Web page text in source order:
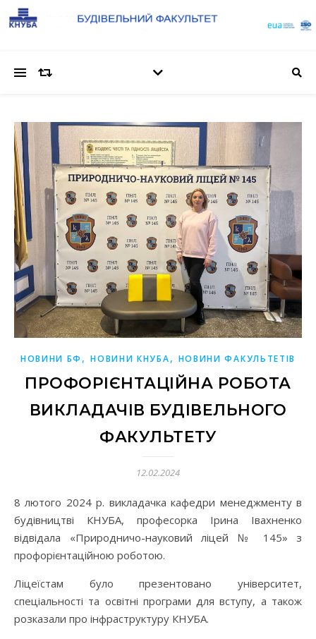
НОВИНИ БФ ,НОВИНИ КНУБА, НОВИНИ ФАКУЛЬТЕТІВ
ПРОФОРІЄНТАЦІЙНА РОБОТА
ВИКЛАДАЧІВ БУДІВЕЛЬНОГО
ФАКУЛЬТЕТУ
12.02.2024
8 лютого 2024 р. викладачка кафедри менеджменту в
будівництві КНУБА, професорка Ірина Івахненко
відвідала «Природничо-науковий ліцей № 145» з
профорієнтаційною роботою.
Ліцеїстам було презентовано університет,
спеціальності та освітні програми для вступу, а також
розказали про інфраструктуру КНУБА.